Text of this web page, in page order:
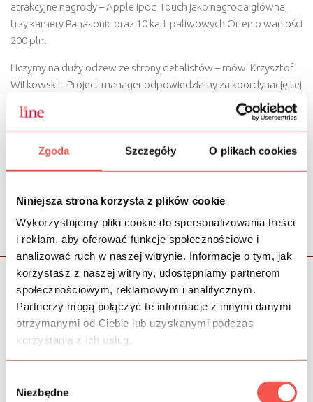
Zgoda Szczegóły O plikach cookies
Niniejsza strona korzysta z plików cookie
Wykorzystujemy pliki cookie do spersonalizowania treści
i reklam, aby oferować funkcje społecznościowe i
analizować ruch w naszej witrynie. Informacje o tym, jak
korzystasz z naszej witryny, udostępniamy partnerom
społecznościowym, reklamowym i analitycznym.
Partnerzy mogą połączyć te informacje z innymi danymi
otrzymanymi od Ciebie lub uzyskanymi podczas
korzystania z ich usług.
zgody
Niezbędne
atrakcyjne nagrody – Apple Ipod Touch jako nagroda główna,
trzy kamery Panasonic oraz 10 kart paliwowych Orlen o wartości
200 pln.
Liczymy na duży odzew ze strony detalistów – mówi Krzysztof
Witkowski – Project manager odpowiedzialny za koordynację tej
akcji. W zeszłym roku GŻ zanotowała kilkaset zgłoszeń.
Jesteśmy przekonani że w tym roku osiągniemy podobny wynik.
< poprzednia następna >
Klienci, którzy nam zaufali